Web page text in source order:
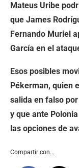
Mateus Uribe
que James
Fernando Muriel
García en el
Esos posibles
Pékerman, quien
salida en falso
y que ante
las opciones de
Compartir con...